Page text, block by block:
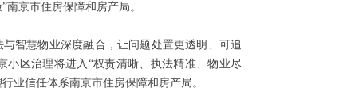
京市住房保障和房产局。
智慧物业深度融合，让问题处置更透明、可追
区治理将进入“权责清晰、执法精准、物业尽
业信任体系南京市住房保障和房产局。